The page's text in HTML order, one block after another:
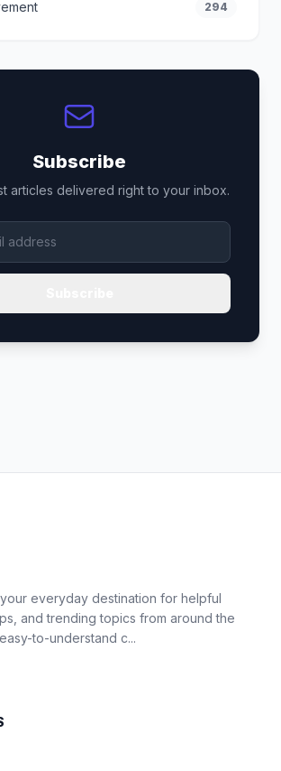
294
Subscribe
articles delivered right to your inbox.
everyday destination for helpful
and trending topics from around the
to-understand c...